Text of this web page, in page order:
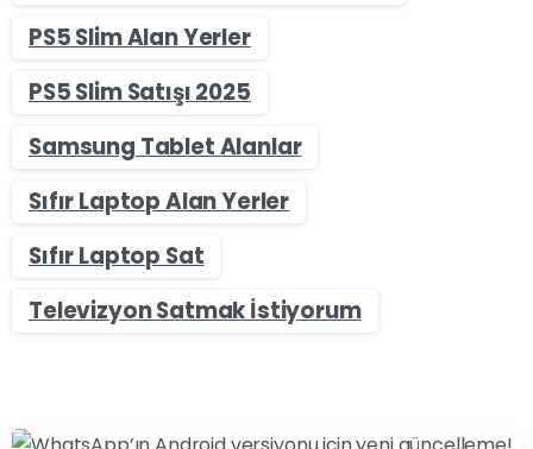
PS5 Slim Alan Yerler
PS5 Slim Satışı 2025
Samsung Tablet Alanlar
Sıfır Laptop Alan Yerler
Sıfır Laptop Sat
Televizyon Satmak İstiyorum